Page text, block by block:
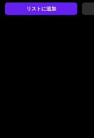
リストに追加